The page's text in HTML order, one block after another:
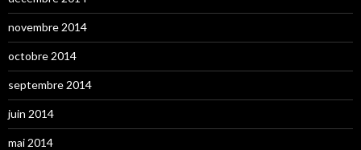
novembre 2014
octobre 2014
septembre 2014
juin 2014
mai 2014